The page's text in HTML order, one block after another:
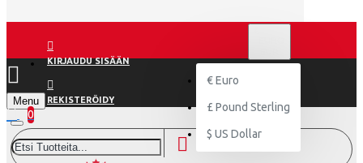
KIRJAUDU SISÄÄN
REKISTERÖIDY
€ Euro
£ Pound Sterling
$ US Dollar
Menu
0